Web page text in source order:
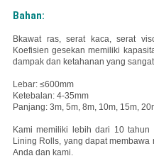
Bahan:
Bkawat ras, serat kaca, serat
Koefisien gesekan memiliki
dampak dan ketahanan yang
Lebar: ≤600mm
Ketebalan: 4-35mm
Panjang: 3m, 5m, 8m, 10m, 15m,
Kami memiliki lebih dari 10 tahun
Lining Rolls, yang dapat
Anda dan kami.